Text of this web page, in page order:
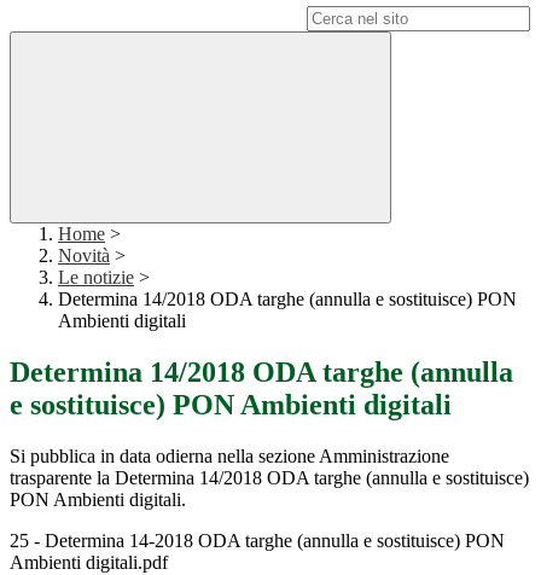
Home >
Novità >
Le notizie >
Determina 14/2018 ODA targhe (annulla e sostituisce) PON
Ambienti digitali
Determina 14/2018 ODA targhe (annulla
e sostituisce) PON Ambienti digitali
Si pubblica in data odierna nella sezione Amministrazione
trasparente la Determina 14/2018 ODA targhe (annulla e sostituisce)
PON Ambienti digitali.
25 - Determina 14-2018 ODA targhe (annulla e sostituisce) PON
Ambienti digitali.pdf